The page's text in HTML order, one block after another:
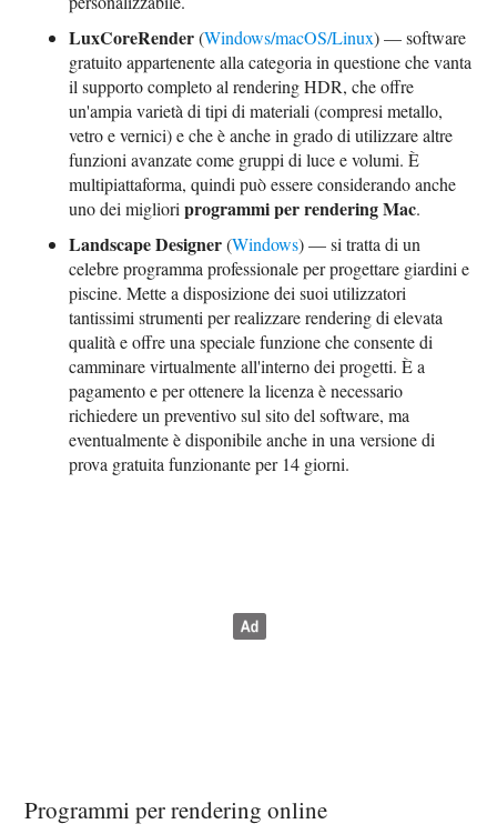
LuxCoreRender(Windows/macOS/Linux) — software
gratuito appartenente alla categoria in questione che vanta
il supporto completo al rendering HDR, che offre
un'ampia varietà di tipi di materiali (compresi metallo,
vetro e vernici) e che è anche in grado di utilizzare altre
funzioni avanzate come gruppi di luce e volumi. È
multipiattaforma, quindi può essere considerando anche
uno dei miglioriprogrammi per rendering Mac.
Landscape Designer(Windows) — si tratta di un
celebre programma professionale per progettare giardini e
piscine. Mette a disposizione dei suoi utilizzatori
tantissimi strumenti per realizzare rendering di elevata
qualità e offre una speciale funzione che consente di
camminare virtualmente all'interno dei progetti. È a
pagamento e per ottenere la licenza è necessario
richiedere un preventivo sul sito del software, ma
eventualmente è disponibile anche in una versione di
prova gratuita funzionante per 14 giorni.
Programmi per rendering online